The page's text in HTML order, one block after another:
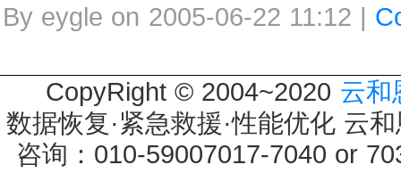
By eygle on 2005-06-22 11:12 |
CopyRight © 2004~2020 云和
数据恢复·紧急救援·性能优化 云
咨询：010-59007017-7040 or